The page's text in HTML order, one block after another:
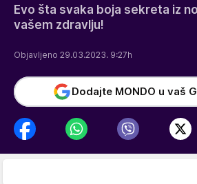
Evo šta svaka boja sekreta iz
vašem zdravlju!
Objavljeno 29.03.2023. 9:27h
Dodajte MONDO u vaš